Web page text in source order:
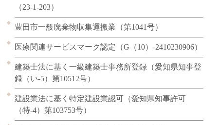
（23-1-203）
豊田市一般廃棄物収集運搬業（第1041号）
医療関連サービスマーク認定（G（10）-2410230906）
建築士法に基く一級建築士事務所登録（愛知県知事登
録（い-5）第10512号）
建設業法に基く特定建設業認可（愛知県知事許可
（特-4）第103753号）